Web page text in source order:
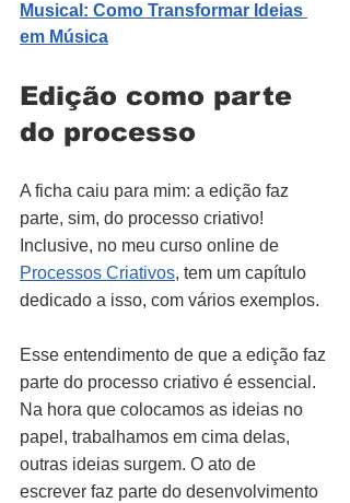
Musical: Como Transformar Ideias
em Música
Edição como parte
do processo
A ficha caiu para mim: a edição faz
parte, sim, do processo criativo!
Inclusive, no meu curso online de
Processos Criativos, tem um capítulo
dedicado a isso, com vários exemplos.
Esse entendimento de que a edição faz
parte do processo criativo é essencial.
Na hora que colocamos as ideias no
papel, trabalhamos em cima delas,
outras ideias surgem. O ato de
escrever faz parte do desenvolvimento